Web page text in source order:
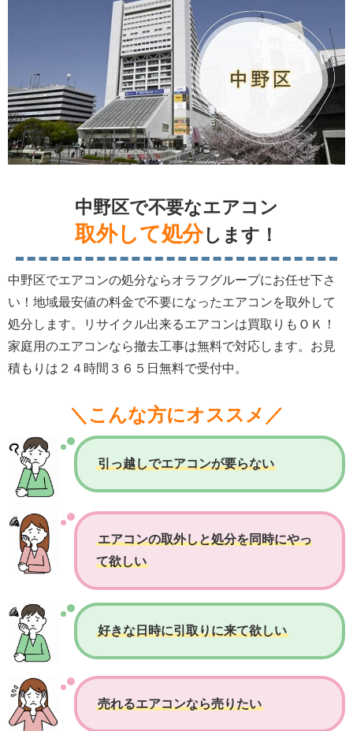
中野区で不要なエアコン
取外して処分します！
中野区でエアコンの処分ならオラフグループにお任せ下さ
い！地域最安値の料金で不要になったエアコンを取外して
処分します。リサイクル出来るエアコンは買取りもＯＫ！
家庭用のエアコンなら撤去工事は無料で対応します。お見
積もりは２４時間３６５日無料で受付中。
＼こんな方にオススメ／
引っ越しでエアコンが要らない
エアコンの取外しと処分を同時にやっ
て欲しい
好きな日時に引取りに来て欲しい
売れるエアコンなら売りたい